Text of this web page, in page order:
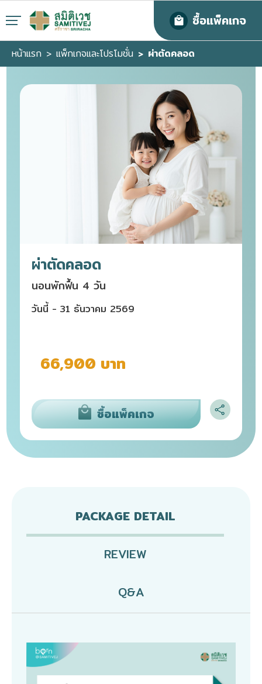
ซื้อแพ็คเกจ
หน้าแรก แพ็กเกจและโปรโมชั่น ผ่าตัดคลอด
ผ่าตัดคลอด
นอนพักฟื้น 4 วัน
วันนี้ - 31 ธันวาคม 2569
66,900 บาท
ซื้อแพ็คเกจ
PACKAGE DETAIL
REVIEW
Q&A